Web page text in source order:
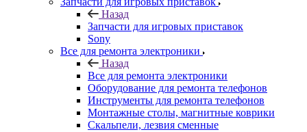
Запчасти для игровых приставок
Назад
Запчасти для игровых приставок
Sony
Все для ремонта электроники
Назад
Все для ремонта электроники
Оборудование для ремонта телефонов
Инструменты для ремонта телефонов
Монтажные столы, магнитные коврики